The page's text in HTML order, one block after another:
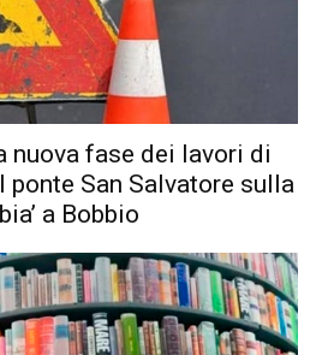
nuova fase dei lavori di
ponte San Salvatore sulla
a Bobbio